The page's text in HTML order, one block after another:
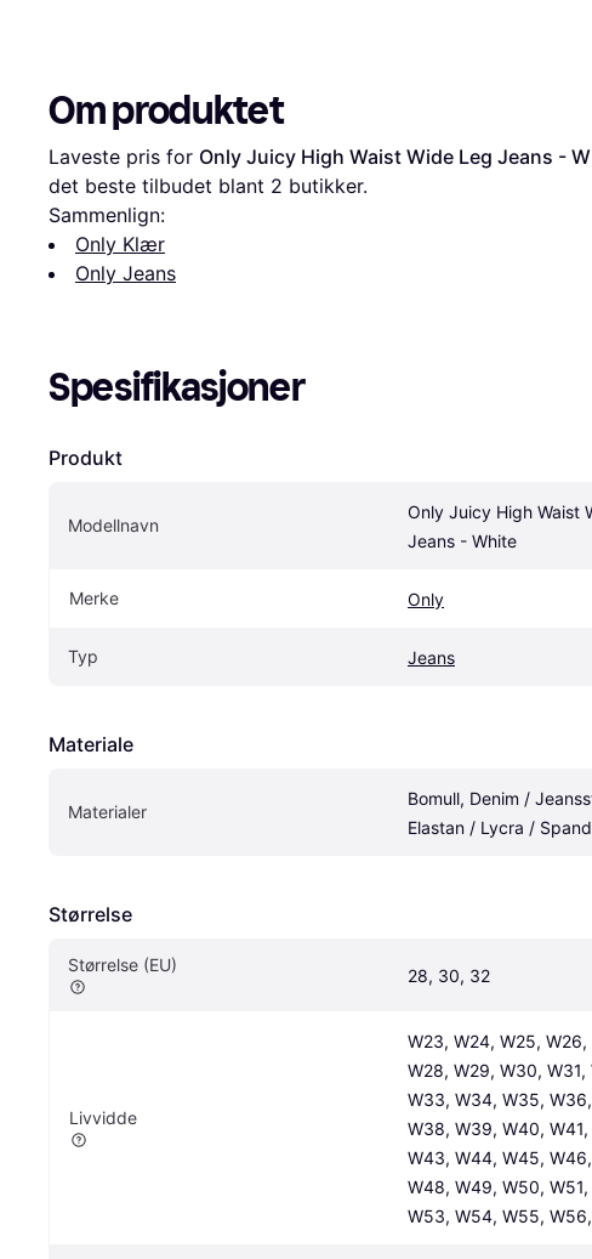
Om produktet
Laveste pris for Only Juicy High Waist Wide Leg Jeans -
det beste tilbudet blant 2 butikker.
Sammenlign:
Only Klær
Only Jeans
Spesifikasjoner
Produkt
Modellnavn
Only Juicy High Waist
Jeans - White
Merke Only
Typ Jeans
Materiale
Materialer
Bomull, Denim /
Elastan / Lycra /
Størrelse
Størrelse (EU)
28, 30, 32
Livvidde
W23, W24, W25, W26,
W28, W29, W30, W31,
W33, W34, W35,
W38, W39, W40, W41,
W43, W44, W45,
W48, W49, W50, W51,
W53, W54, W55,